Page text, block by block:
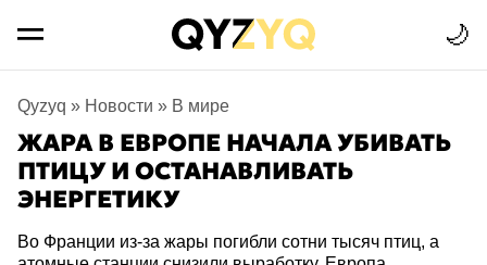
🌙
Qyzyq » Новости » В мире
ЖАРА В ЕВРОПЕ НАЧАЛА УБИВАТЬ
ПТИЦУ И ОСТАНАВЛИВАТЬ
ЭНЕРГЕТИКУ
Во Франции из-за жары погибли сотни тысяч птиц, а